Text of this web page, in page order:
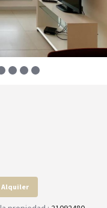
Alquiler